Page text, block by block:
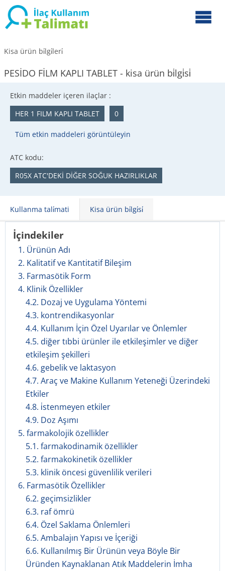
Kisa ürün bi̇lgi̇leri̇
PESİDO FİLM KAPLI TABLET - kisa ürün bi̇lgi̇si̇
Etkin maddeler içeren ilaçlar :
HER 1 FILM KAPLI TABLET
0
Tüm etkin maddeleri görüntüleyin
ATC kodu:
R05X ATC'DEKİ DİĞER SOĞUK HAZIRLIKLAR
Kullanma tali̇mati Kisa ürün bi̇lgi̇si̇
İçindekiler
1. Ürünün Adı
2. Kalitatif ve Kantitatif Bileşim
3. Farmasötik Form
4. Klinik Özellikler
4.2. Dozaj ve Uygulama Yöntemi
4.3. kontrendikasyonlar
4.4. Kullanım İçin Özel Uyarılar ve Önlemler
4.5. diğer tıbbi ürünler ile etkileşimler ve diğer
etkileşim şekilleri
4.6. gebelik ve laktasyon
4.7. Araç ve Makine Kullanım Yeteneği Üzerindeki
Etkiler
4.8. i̇stenmeyen etkiler
4.9. Doz Aşımı
5. farmakolojik özellikler
5.1. farmakodinamik özellikler
5.2. farmakokinetik özellikler
5.3. klinik öncesi güvenlilik verileri
6. Farmasötik Özellikler
6.2. geçimsizlikler
6.3. raf ömrü
6.4. Özel Saklama Önlemleri
6.5. Ambalajın Yapısı ve İçeriği
6.6. Kullanılmış Bir Ürünün veya Böyle Bir
Üründen Kaynaklanan Atık Maddelerin İmha